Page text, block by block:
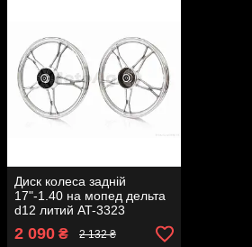
Диск колеса задній
17"-1.40 на мопед дельта
d12 литий AT-3323
2 090 ₴ 2 132 ₴